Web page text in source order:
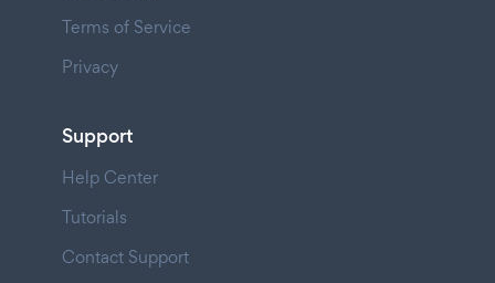
Terms of Service
Privacy
Support
Help Center
Tutorials
Contact Support